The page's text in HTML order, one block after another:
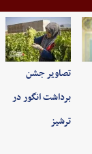
تصاویر جشن
برداشت انگور در
ترشیز